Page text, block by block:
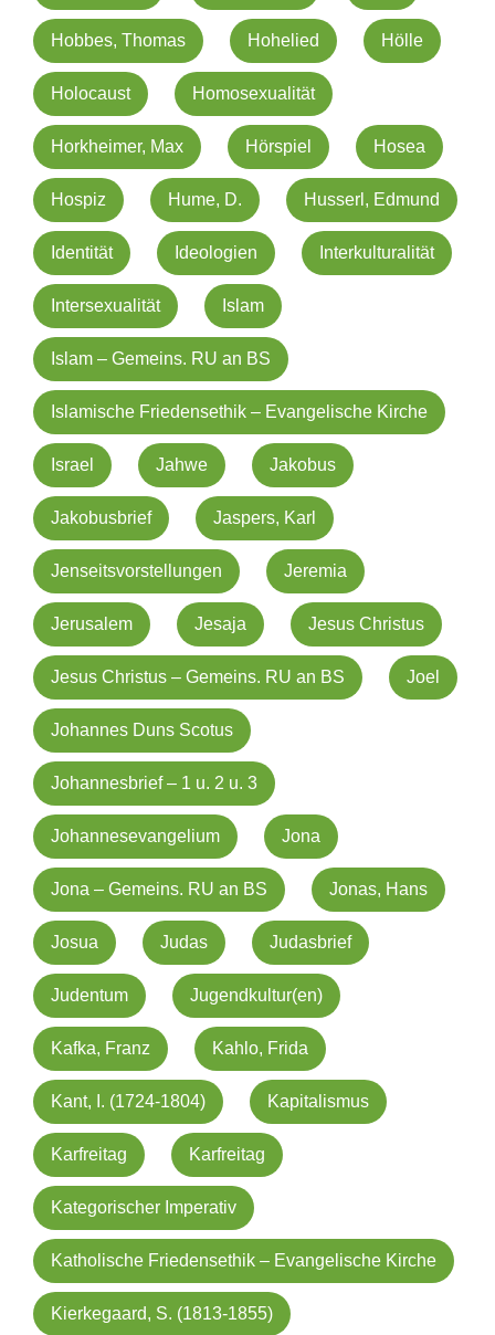
Hobbes, Thomas Hohelied Hölle
Holocaust Homosexualität
Horkheimer, Max Hörspiel Hosea
Hospiz Hume, D. Husserl, Edmund
Identität Ideologien Interkulturalität
Intersexualität Islam
Islam – Gemeins. RU an BS
Islamische Friedensethik – Evangelische Kirche
Israel Jahwe Jakobus
Jakobusbrief Jaspers, Karl
Jenseitsvorstellungen Jeremia
Jerusalem Jesaja Jesus Christus
Jesus Christus – Gemeins. RU an BS Joel
Johannes Duns Scotus
Johannesbrief – 1 u. 2 u. 3
Johannesevangelium Jona
Jona – Gemeins. RU an BS Jonas, Hans
Josua Judas Judasbrief
Judentum Jugendkultur(en)
Kafka, Franz Kahlo, Frida
Kant, I. (1724-1804) Kapitalismus
Karfreitag Karfreitag
Kategorischer Imperativ
Katholische Friedensethik – Evangelische Kirche
Kierkegaard, S. (1813-1855)